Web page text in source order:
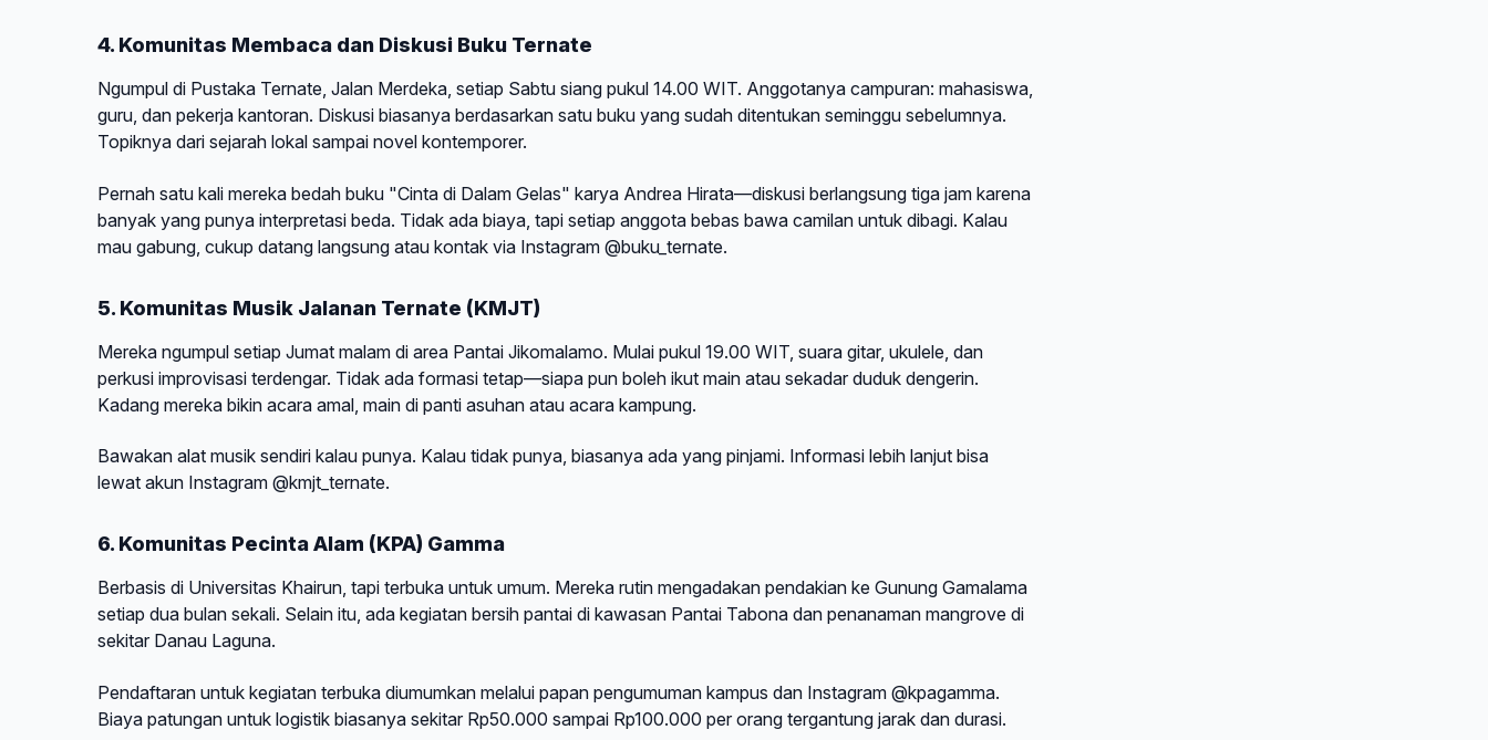
4. Komunitas Membaca dan Diskusi Buku Ternate
Ngumpul di Pustaka Ternate, Jalan Merdeka, setiap Sabtu siang pukul 14.00 WIT. Anggotanya campuran: mahasiswa,
guru, dan pekerja kantoran. Diskusi biasanya berdasarkan satu buku yang sudah ditentukan seminggu sebelumnya.
Topiknya dari sejarah lokal sampai novel kontemporer.
Pernah satu kali mereka bedah buku "Cinta di Dalam Gelas" karya Andrea Hirata—diskusi berlangsung tiga jam karena
banyak yang punya interpretasi beda. Tidak ada biaya, tapi setiap anggota bebas bawa camilan untuk dibagi. Kalau
mau gabung, cukup datang langsung atau kontak via Instagram @buku_ternate.
5. Komunitas Musik Jalanan Ternate (KMJT)
Mereka ngumpul setiap Jumat malam di area Pantai Jikomalamo. Mulai pukul 19.00 WIT, suara gitar, ukulele, dan
perkusi improvisasi terdengar. Tidak ada formasi tetap—siapa pun boleh ikut main atau sekadar duduk dengerin.
Kadang mereka bikin acara amal, main di panti asuhan atau acara kampung.
Bawakan alat musik sendiri kalau punya. Kalau tidak punya, biasanya ada yang pinjami. Informasi lebih lanjut bisa
lewat akun Instagram @kmjt_ternate.
6. Komunitas Pecinta Alam (KPA) Gamma
Berbasis di Universitas Khairun, tapi terbuka untuk umum. Mereka rutin mengadakan pendakian ke Gunung Gamalama
setiap dua bulan sekali. Selain itu, ada kegiatan bersih pantai di kawasan Pantai Tabona dan penanaman mangrove di
sekitar Danau Laguna.
Pendaftaran untuk kegiatan terbuka diumumkan melalui papan pengumuman kampus dan Instagram @kpagamma.
Biaya patungan untuk logistik biasanya sekitar Rp50.000 sampai Rp100.000 per orang tergantung jarak dan durasi.